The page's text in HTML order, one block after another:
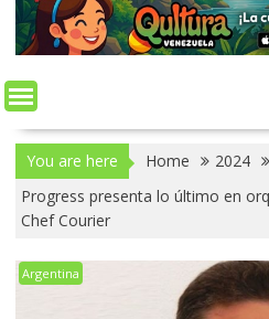
You are here Home 2024
Progress presenta lo último en
Chef Courier
Argentina